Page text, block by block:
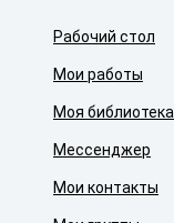
Рабочий стол
Мои работы
Моя библиотека
Мессенджер
Мои контакты